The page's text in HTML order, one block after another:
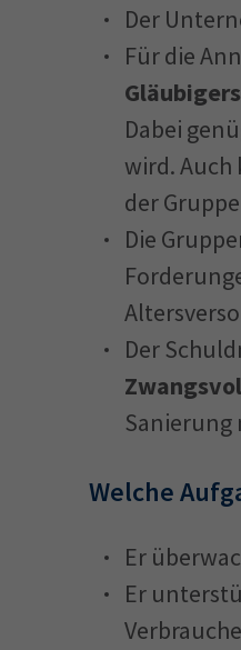
Der
Für die
Dabei
wird.
der
Die
Der
Welche
Er
Er